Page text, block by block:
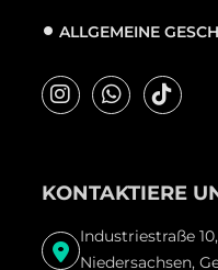
ALLGEMEINE
KONTAKTIERE
Industriestraße
Niedersachsen,